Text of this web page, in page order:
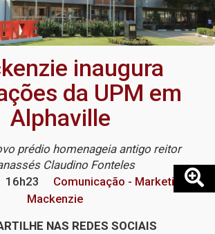
inaugura
da UPM em
Alphaville
prédio homenageia antigo reitor
Claudino Fonteles
16h23
Comunicação - Marketing
Mackenzie
NAS REDES SOCIAIS